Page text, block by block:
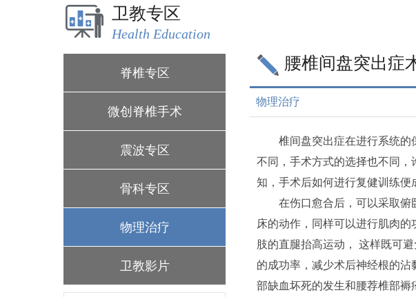
卫教专区
Health Education
脊椎专区
微创脊椎手术
震波专区
骨科专区
物理治疗
卫教影片
腰椎间盘突出症
物理治疗
椎间盘突出症在进行系统的
不同，手术方式的选择也不同
知，手术后如何进行复健训练便
在伤口愈合后，可以采取俯
床的动作，同样可以进行肌肉
肢的直腿抬高运动， 这样既可
的成功率，减少术后神经根的
部缺血坏死的发生和腰荐椎部褥